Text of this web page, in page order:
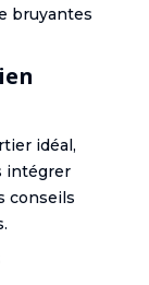
bruyantes
idéal,
intégrer
conseils